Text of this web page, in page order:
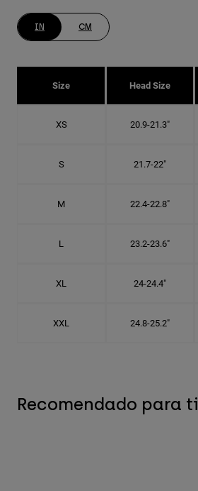
IN CM
Size Head Size
XS 20.9-21.3"
S 21.7-22"
M 22.4-22.8"
L 23.2-23.6"
XL 24-24.4"
XXL 24.8-25.2"
Recomendado para ti